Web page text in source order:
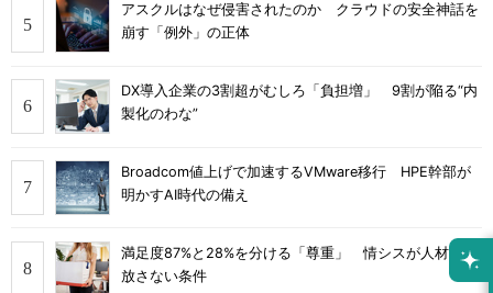
アスクルはなぜ侵害されたのか クラウドの安全神話を
崩す「例外」の正体
DX導入企業の3割超がむしろ「負担増」 9割が陥る“内
製化のわな”
Broadcom値上げで加速するVMware移行 HPE幹部が
明かすAI時代の備え
満足度87%と28%を分ける「尊重」 情シスが人材を手
放さない条件